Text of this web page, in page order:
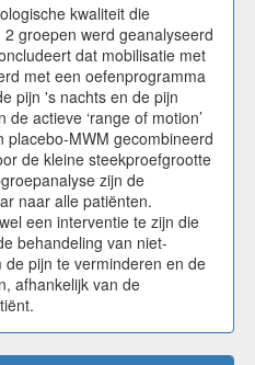
kwaliteit die
groepen werd geanalyseerd
dat mobilisatie met
met een oefenprogramma
pijn 's nachts en de pijn
actieve ‘range of motion’
MWM gecombineerd
de kleine steekproefgrootte
zijn de
naar alle patiënten.
een interventie te zijn die
behandeling van niet-
pijn te verminderen en de
afhankelijk van de